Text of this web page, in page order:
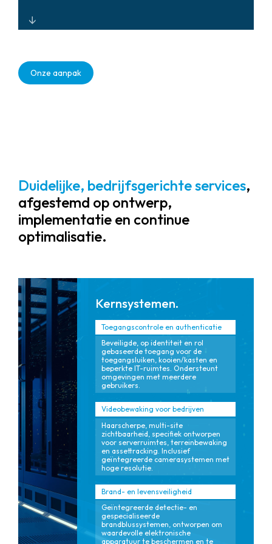
systeemontwerpen die 24/7
beschikbaarheid en proactieve
Onze aanpak
Duidelijke, bedrijfsgerichte services,
afgestemd op ontwerp,
implementatie en continue
optimalisatie.
Kernsystemen.
Toegangscontrole en authenticatie
Beveiligde, op identiteit en rol
gebaseerde toegang voor de
toegangsluiken, kooien/kasten en
beperkte IT-ruimtes. Ondersteunt
omgevingen met meerdere
gebruikers.
Videobewaking voor bedrijven
Haarscherpe, multi-site
zichtbaarheid, specifiek ontworpen
voor serverruimtes, terreinbewaking
en assettracking. Inclusief
geïntegreerde camerasystemen met
hoge resolutie.
Brand- en levensveiligheid
Geïntegreerde detectie- en
gespecialiseerde
brandblussystemen, ontworpen om
waardevolle elektronische
apparatuur te beschermen en te